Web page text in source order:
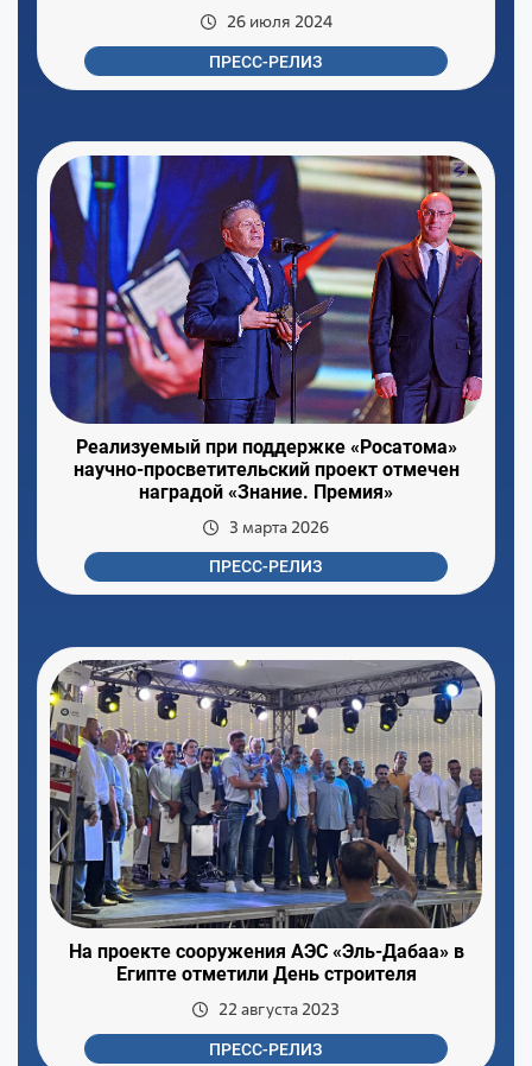
26 июля 2024
ПРЕСС-РЕЛИЗ
Реализуемый при поддержке «Росатома»
научно-просветительский проект отмечен
наградой «Знание. Премия»
3 марта 2026
ПРЕСС-РЕЛИЗ
На проекте сооружения АЭС «Эль-Дабаа» в
Египте отметили День строителя
22 августа 2023
ПРЕСС-РЕЛИЗ